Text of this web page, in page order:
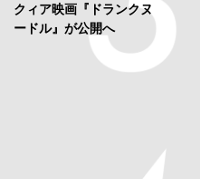
クィア映画『ドランクヌ
ードル』が公開へ